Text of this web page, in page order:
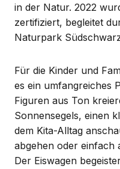
in der Natur. 2022
zertifiziert, begleitet
Naturpark
Für die Kinder und
es ein umfangreiches
Figuren aus Ton
Sonnensegels, einen
dem Kita-Alltag
abgehen oder einfach
Der Eiswagen